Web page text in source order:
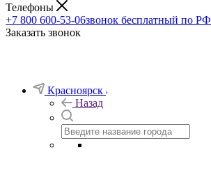
Телефоны
+7 800 600-53-06звонок бесплатный по РФ
Заказать звонок
Красноярск
Назад